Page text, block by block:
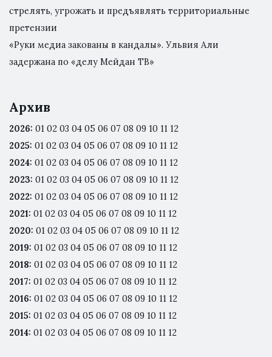
стрелять, угрожать и предъявлять территориальные
претензии
«Руки медиа закованы в кандалы». Ульвия Али
задержана по «делу Мейдан ТВ»
Архив
2026: 01 02 03 04 05 06 07 08 09 10 11 12
2025: 01 02 03 04 05 06 07 08 09 10 11 12
2024: 01 02 03 04 05 06 07 08 09 10 11 12
2023: 01 02 03 04 05 06 07 08 09 10 11 12
2022: 01 02 03 04 05 06 07 08 09 10 11 12
2021: 01 02 03 04 05 06 07 08 09 10 11 12
2020: 01 02 03 04 05 06 07 08 09 10 11 12
2019: 01 02 03 04 05 06 07 08 09 10 11 12
2018: 01 02 03 04 05 06 07 08 09 10 11 12
2017: 01 02 03 04 05 06 07 08 09 10 11 12
2016: 01 02 03 04 05 06 07 08 09 10 11 12
2015: 01 02 03 04 05 06 07 08 09 10 11 12
2014: 01 02 03 04 05 06 07 08 09 10 11 12